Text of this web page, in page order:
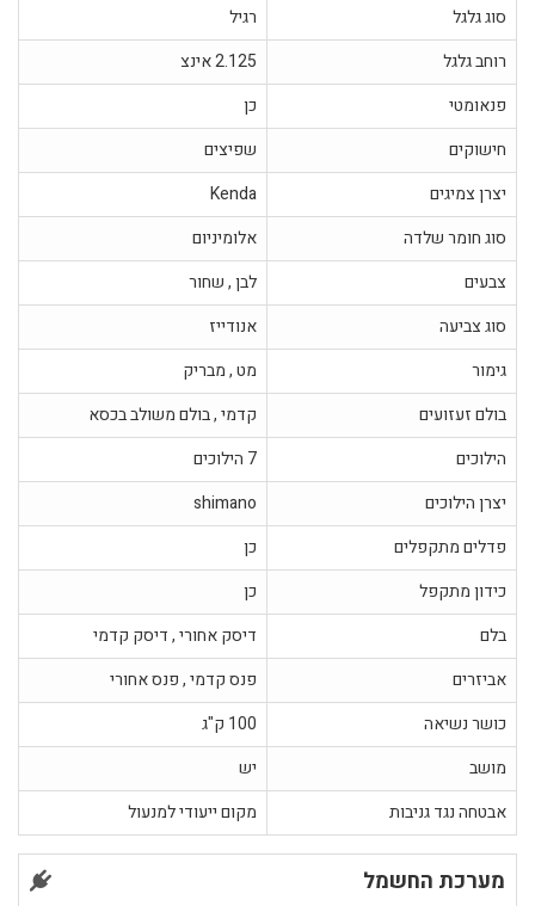
סוג גלגל
רגיל
רוחב גלגל
2.125 אינצ
פנאומטי
חישוקים
שפיצים
יצרן צמיגים
Kenda
סוג חומר שלדה
אלומיניום
צבעים
לבן , שחור
סוג צביעה
אנודייז
גימור
מט , מבריק
בולם זעזועים
קדמי , בולם משולב בכסא
הילוכים
יצרן הילוכים
shimano
פדלים מתקפלים
כידון מתקפל
בלם
דיסק אחורי , דיסק קדמי
אביזרים
פנס קדמי , פנס אחורי
כושר נשיאה
100 ק"ג
מושב
אבטחה נגד גניבות
מקום ייעודי למנעול
מערכת החשמל